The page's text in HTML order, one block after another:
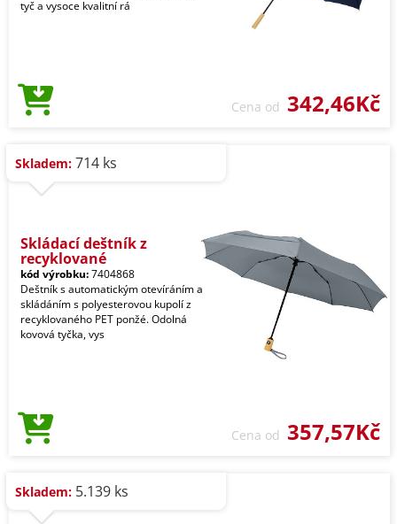
tyč a vysoce kvalitní rá
Cena od 342,46Kč
Skladem: 714 ks
Skládací deštník z
recyklované
kód výrobku:7404868
Deštník s automatickým otevíráním a
skládáním s polyesterovou kupolí z
recyklovaného PET ponžé. Odolná
kovová tyčka, vys
Cena od 357,57Kč
Skladem: 5.139 ks